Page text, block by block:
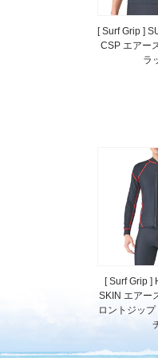
[ Surf Grip ]
CSP エアー
ラ
[ Surf Grip ]
SKIN エアー
ロントジッ